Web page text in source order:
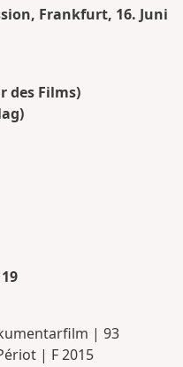
Frankfurt, 16. Juni
des Films)
| 93
| F 2015